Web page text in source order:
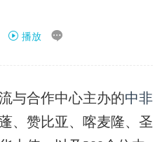
 播放 
与合作中心主办的中非
、赞比亚、喀麦隆、圣